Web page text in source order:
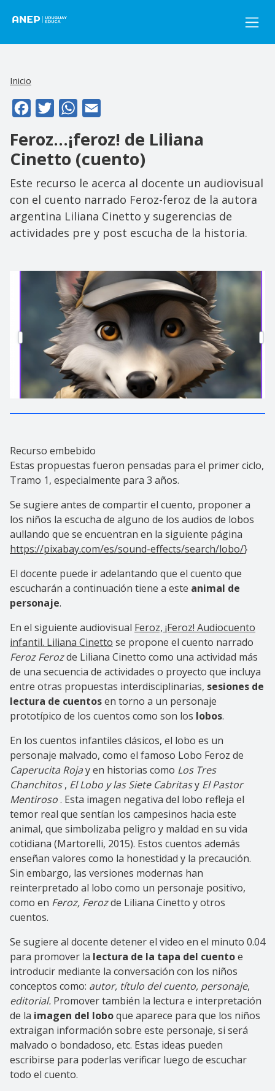
Inicio
FacebookTwitterWhatsApp
Feroz...¡feroz! de Liliana
Cinetto (cuento)
Este recurso le acerca al docente un audiovisual
con el cuento narrado Feroz-feroz de la autora
argentina Liliana Cinetto y sugerencias de
actividades pre y post escucha de la historia.
Recurso embebido
Estas propuestas fueron pensadas para el primer ciclo,
Tramo 1, especialmente para 3 años.
Se sugiere antes de compartir el cuento, proponer a
los niños la escucha de alguno de los audios de lobos
aullando que se encuentran en la siguiente página
https://pixabay.com/es/sound-effects/search/lobo/}
El docente puede ir adelantando que el cuento que
escucharán a continuación tiene a este animal de
personaje.
En el siguiente audiovisual Feroz, ¡Feroz! Audiocuento
infantil. Liliana Cinetto se propone el cuento narrado
Feroz Ferozde Liliana Cinetto como una actividad más
de una secuencia de actividades o proyecto que incluya
entre otras propuestas interdisciplinarias, sesiones de
lectura de cuentosen torno a un personaje
prototípico de los cuentos como son los lobos.
En los cuentos infantiles clásicos, el lobo es un
personaje malvado, como el famoso Lobo Feroz de
Caperucita Rojay en historias como Los Tres
Chanchitos, El Lobo y las Siete Cabritasy El Pastor
Mentiroso. Esta imagen negativa del lobo refleja el
temor real que sentían los campesinos hacia este
animal, que simbolizaba peligro y maldad en su vida
cotidiana (Martorelli, 2015). Estos cuentos además
enseñan valores como la honestidad y la precaución.
Sin embargo, las versiones modernas han
reinterpretado al lobo como un personaje positivo,
como en Feroz, Ferozde Liliana Cinetto y otros
cuentos.
Se sugiere al docente detener el video en el minuto 0.04
para promover la lectura de la tapa del cuentoe
introducir mediante la conversación con los niños
conceptos como: autor, título del cuento, personaje,
editorial. Promover también la lectura e interpretación
de la imagen del loboque aparece para que los niños
extraigan información sobre este personaje, si será
malvado o bondadoso, etc. Estas ideas pueden
escribirse para poderlas verificar luego de escuchar
todo el cuento.